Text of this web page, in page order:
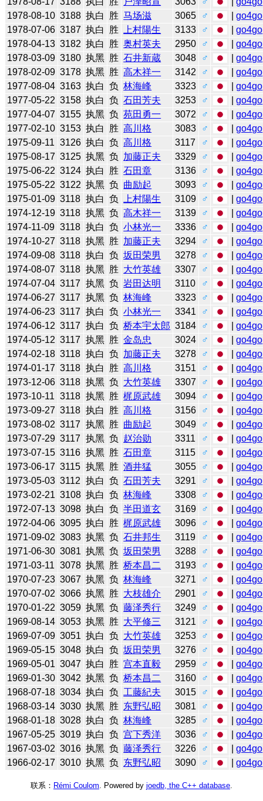
1978-08-10 3188 执白 胜 马场滋 3065 ♂ |go4go
1978-07-06 3187 执白 胜 上村陽生 3133 ♂ |go4go
1978-04-13 3182 执白 胜 奥村英夫 2950 ♂ |go4go
1978-03-09 3180 执黑 胜 石井新蔵 3048 ♂ |go4go
1978-02-09 3178 执黑 胜 高木祥一 3142 ♂ |go4go
1977-08-04 3163 执白 负 林海峰 3323 ♂ |go4go
1977-05-22 3158 执白 负 石田芳夫 3253 ♂ |go4go
1977-04-07 3155 执黑 负 苑田勇一 3072 ♂ |go4go
1977-02-10 3153 执白 胜 高川格 3083 ♂ |go4go
1975-09-11 3126 执白 负 高川格 3117 ♂ |go4go
1975-08-17 3125 执黑 负 加藤正夫 3329 ♂ |go4go
1975-06-22 3124 执白 胜 石田章 3136 ♂ |go4go
1975-05-22 3122 执黑 负 曲励起 3093 ♂ |go4go
1975-01-09 3118 执白 负 上村陽生 3109 ♂ |go4go
1974-12-19 3118 执黑 负 高木祥一 3139 ♂ |go4go
1974-11-09 3118 执白 负 小林光一 3336 ♂ |go4go
1974-10-27 3118 执黑 胜 加藤正夫 3294 ♂ |go4go
1974-09-08 3118 执白 负 坂田荣男 3278 ♂ |go4go
1974-08-07 3118 执黑 胜 大竹英雄 3307 ♂ |go4go
1974-07-04 3117 执黑 负 岩田达明 3110 ♂ |go4go
1974-06-27 3117 执黑 负 林海峰 3323 ♂ |go4go
1974-06-23 3117 执白 负 小林光一 3341 ♂ |go4go
1974-06-12 3117 执白 负 桥本宇太郎 3184 ♂ |go4go
1974-05-12 3117 执黑 胜 金岛忠 3024 ♂ |go4go
1974-02-18 3118 执白 负 加藤正夫 3278 ♂ |go4go
1974-01-17 3118 执白 胜 高川格 3151 ♂ |go4go
1973-12-06 3118 执黑 负 大竹英雄 3307 ♂ |go4go
1973-10-11 3118 执黑 胜 梶原武雄 3094 ♂ |go4go
1973-09-27 3118 执白 胜 高川格 3156 ♂ |go4go
1973-08-02 3117 执黑 胜 曲励起 3049 ♂ |go4go
1973-07-29 3117 执黑 负 赵治勋 3311 ♂ |go4go
1973-07-15 3116 执黑 胜 石田章 3115 ♂ |go4go
1973-06-17 3115 执黑 胜 酒井猛 3055 ♂ |go4go
1973-05-03 3112 执白 负 石田芳夫 3291 ♂ |go4go
1973-02-21 3108 执白 负 林海峰 3308 ♂ |go4go
1972-07-13 3098 执白 负 半田道玄 3169 ♂ |go4go
1972-04-06 3095 执白 胜 梶原武雄 3096 ♂ |go4go
1971-09-02 3083 执黑 负 石井邦生 3119 ♂ |go4go
1971-06-30 3081 执黑 负 坂田荣男 3288 ♂ |go4go
1971-03-11 3078 执黑 胜 桥本昌二 3193 ♂ |go4go
1970-07-23 3067 执黑 负 林海峰 3271 ♂ |go4go
1970-07-02 3066 执黑 胜 大枝雄介 2901 ♂ |go4go
1970-01-22 3059 执黑 负 藤泽秀行 3249 ♂ |go4go
1969-08-14 3053 执黑 胜 大平修三 3121 ♂ |go4go
1969-07-09 3051 执白 负 大竹英雄 3253 ♂ |go4go
1969-05-15 3048 执白 负 坂田荣男 3276 ♂ |go4go
1969-05-01 3047 执白 胜 宫本直毅 2959 ♂ |go4go
1969-01-30 3042 执黑 负 桥本昌二 3160 ♂ |go4go
1968-07-18 3034 执白 负 工藤紀夫 3015 ♂ |go4go
1968-03-14 3030 执黑 胜 东野弘昭 3081 ♂ |go4go
1968-01-18 3028 执白 负 林海峰 3285 ♂ |go4go
1967-05-25 3019 执白 负 宫下秀洋 3036 ♂ |go4go
1967-03-02 3016 执黑 负 藤泽秀行 3226 ♂ |go4go
1966-02-17 3010 执黑 负 东野弘昭 3090 ♂ |go4go
联系： Rémi Coulom . Powered by joedb, the C++ database